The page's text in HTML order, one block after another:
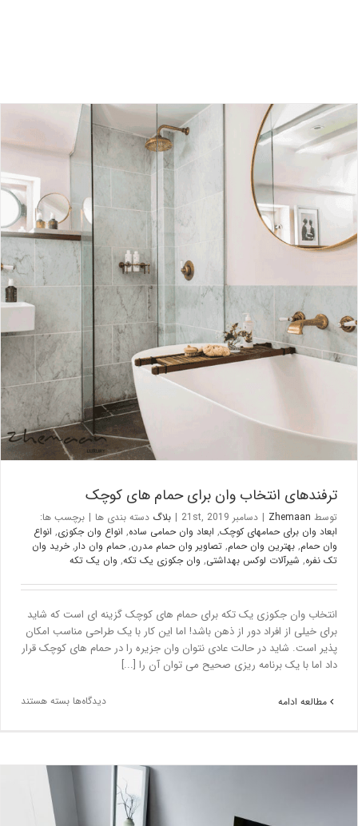
ترفندهای انتخاب وان برای حمام های کوچک
بلاگ
ترفندهای انتخاب وان برای حمام های کوچک
توسطZhemaan
| دسامبر 21st, 2019 بلاگدسته بندی ها
برچسب ها:
ابعاد وان برای حمامهای کوچک,ابعاد وان حمامی ساده,انواع وان جکوزی,انواع
وان حمام,بهترین وان حمام,تصاویر وان حمام مدرن,حمام وان دار, خرید وان
تک نفره ,شیرآلات لوکس بهداشتی,وان جکوزی یک تکه ,وان یک تکه
انتخاب وان جکوزی یک تکه برای حمام های کوچک گزینه ای است که شاید
برای خیلی از افراد دور از ذهن باشد! اما این کار با یک طراحی مناسب امکان
پذیر است. شاید در حالت عادی نتوان وان جزیره را در حمام های کوچک قرار
داد اما با یک برنامه ریزی صحیح می توان آن را [...]
مطالعه ادامه دیدگاه‌هابسته هستند